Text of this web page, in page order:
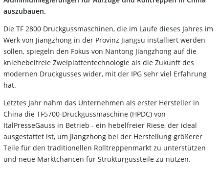
auszubauen.
Die TF 2800 Druckgussmaschinen, die im Laufe dieses Jahres im
Werk von Jiangzhong in der Provinz Jiangsu installiert werden
sollen, spiegeln den Fokus von Nantong Jiangzhong auf die
kniehebelfreie Zweiplattentechnologie als die Zukunft des
modernen Druckgusses wider, mit der IPG sehr viel Erfahrung
hat.
Letztes Jahr nahm das Unternehmen als erster Hersteller in
China die TF5700-Druckgussmaschine (HPDC) von
ItalPresseGauss in Betrieb - ein hebelfreier Riese, der ideal
ausgestattet ist, um Jiangzhong bei der Herstellung größerer
Teile für den traditionellen Rolltreppenmarkt zu unterstützen
und neue Marktchancen für Strukturgussteile zu nutzen.